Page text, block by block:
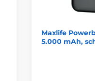
Maxlife
5.000 mAh,